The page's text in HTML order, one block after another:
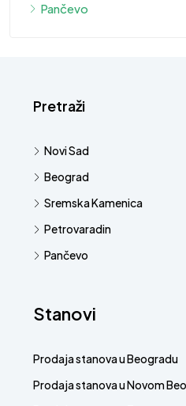
Pančevo
Pretraži
Novi Sad
Beograd
Sremska Kamenica
Petrovaradin
Pančevo
Stanovi
Prodaja stanova u Beogradu
Prodaja stanova u Novom